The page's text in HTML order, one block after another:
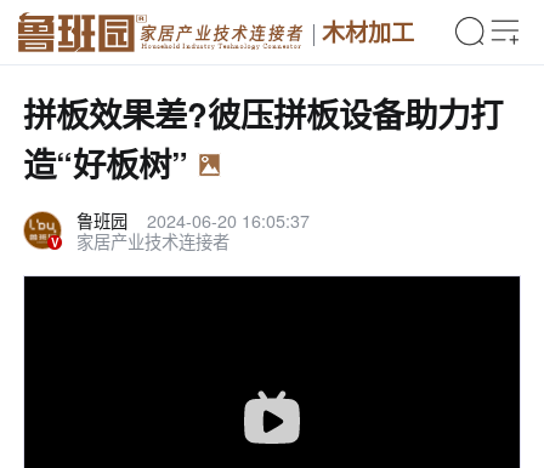
木材加工
拼板效果差?彼压拼板设备助力打
造“好板树”
鲁班园
2024-06-20 16:05:37
家居产业技术连接者